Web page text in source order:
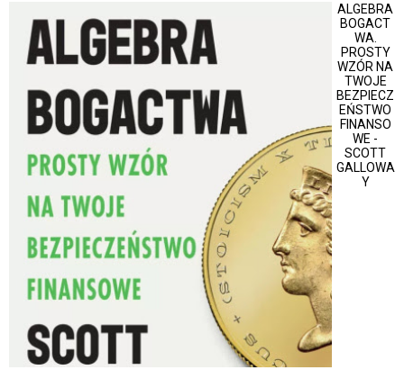
ALGEBRA
BOGACT
WA.
PROSTY
WZÓR NA
TWOJE
BEZPIECZ
EŃSTWO
FINANSO
WE -
SCOTT
GALLOWA
Y